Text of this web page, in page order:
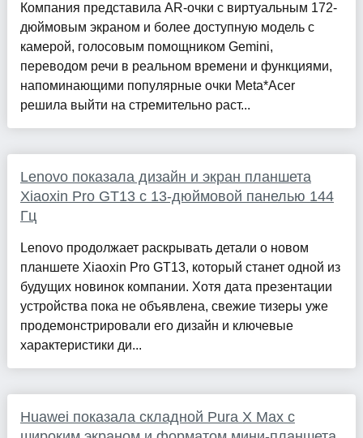
Компания представила AR-очки с виртуальным 172-
дюймовым экраном и более доступную модель с
камерой, голосовым помощником Gemini,
переводом речи в реальном времени и функциями,
напоминающими популярные очки Meta*Acer
решила выйти на стремительно раст...
Lenovo показала дизайн и экран планшета
Xiaoxin Pro GT13 с 13-дюймовой панелью 144
Гц
Lenovo продолжает раскрывать детали о новом
планшете Xiaoxin Pro GT13, который станет одной из
будущих новинок компании. Хотя дата презентации
устройства пока не объявлена, свежие тизеры уже
продемонстрировали его дизайн и ключевые
характеристики ди...
Huawei показала складной Pura X Max с